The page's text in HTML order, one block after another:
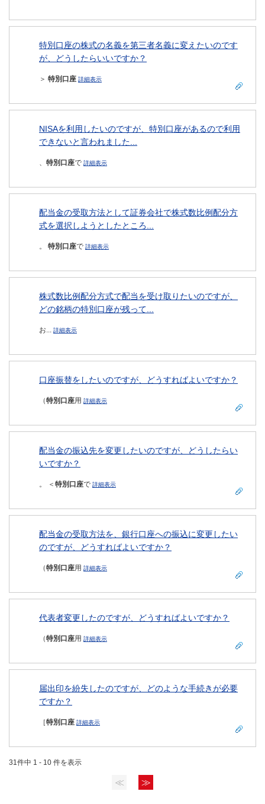
特別口座の株式の名義を第三者名義に変えたいのです
が、どうしたらいいですか？
＞ 特別口座 詳細表示
NISAを利用したいのですが、特別口座があるので利用
できないと言われました...
、 特別口座で 詳細表示
配当金の受取方法として証券会社で株式数比例配分方
式を選択しようとしたところ...
。 特別口座で 詳細表示
株式数比例配分方式で配当を受け取りたいのですが、
どの銘柄の特別口座が残って...
お... 詳細表示
口座振替をしたいのですが、どうすればよいですか？
（特別口座用 詳細表示
配当金の振込先を変更したいのですが、どうしたらい
いですか？
。 ＜ 特別口座で 詳細表示
配当金の受取方法を、銀行口座への振込に変更したい
のですが、どうすればよいですか？
（特別口座用 詳細表示
代表者変更したのですが、どうすればよいですか？
（特別口座用 詳細表示
届出印を紛失したのですが、どのような手続きが必要
ですか？
［特別口座 詳細表示
31件中 1 - 10 件を表示
≪ ≫